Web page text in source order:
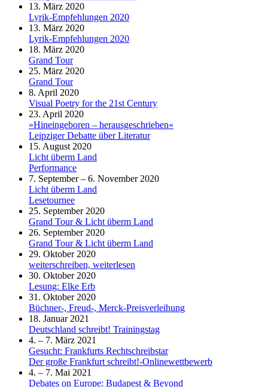
13. März 2020
Lyrik-Empfehlungen 2020
13. März 2020
Lyrik-Empfehlungen 2020
18. März 2020
Grand Tour
25. März 2020
Grand Tour
8. April 2020
Visual Poetry for the 21st Century
23. April 2020
»Hineingeboren – herausgeschrieben«
Leipziger Debatte über Literatur
15. August 2020
Licht überm Land
Performance
7. September – 6. November 2020
Licht überm Land
Lesetournee
25. September 2020
Grand Tour & Licht überm Land
26. September 2020
Grand Tour & Licht überm Land
29. Oktober 2020
weiterschreiben, weiterlesen
30. Oktober 2020
Lesung: Elke Erb
31. Oktober 2020
Büchner-, Freud-, Merck-Preisverleihung
18. Januar 2021
Deutschland schreibt! Trainingstag
4. – 7. März 2021
Gesucht: Frankfurts Rechtschreibstar
Der große Frankfurt schreibt!-Onlinewettbewerb
4. – 7. Mai 2021
Debates on Europe: Budapest & Beyond